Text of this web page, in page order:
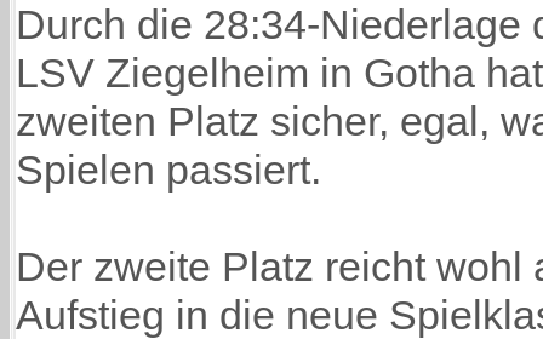
Durch die 28:34-Niederlage
LSV Ziegelheim in Gotha
zweiten Platz sicher, egal,
Spielen passiert.
Der zweite Platz reicht wohl
Aufstieg in die neue